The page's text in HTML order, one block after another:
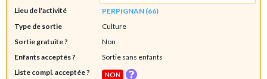
Lieu de l'activité
PERPIGNAN (66)
Type de sortie
Culture
Sortie gratuite ?
Non
Enfants acceptés ?
Sortie sans enfants
Liste compl. acceptée ?
NON